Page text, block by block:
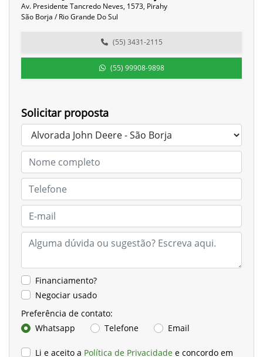
Av. Presidente Tancredo Neves, 1573, Pirahy
São Borja / Rio Grande Do Sul
(55) 3431-2115
(55) 99908-9898
Solicitar proposta
Financiamento?
Negociar usado
Preferência de contato:
Whatsapp
Telefone Email
Li e aceito a Política de Privacidade e concordo em